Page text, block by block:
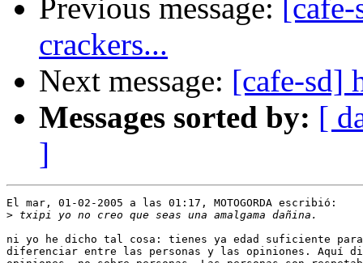
Previous message: [cafe-
crackers...
Next message: [cafe-sd]
Messages sorted by: [
]
El mar, 01-02-2005 a las 01:17, MOTOGORDA escribió:
>
ni yo he dicho tal cosa: tienes ya edad suficiente
diferenciar entre las personas y las opiniones. Aquí